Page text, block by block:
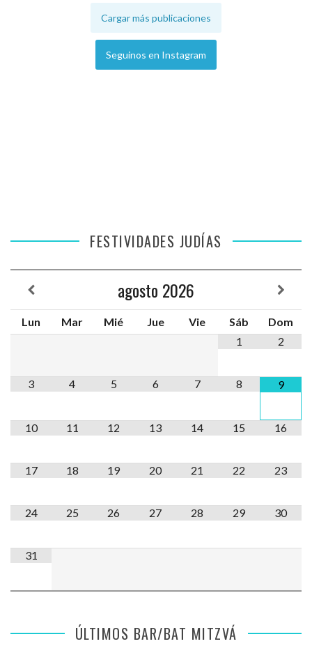
Cargar más publicaciones
Seguinos en Instagram
FESTIVIDADES JUDÍAS
agosto 2026
Lun Mar Mié Jue Vie Sáb
Dom
1
2
3 4 5 6 7 8 9
10 11 12 13 14 15 16
17 18 19 20 21 22 23
24 25 26 27 28 29 30
31
ÚLTIMOS BAR/BAT MITZVÁ